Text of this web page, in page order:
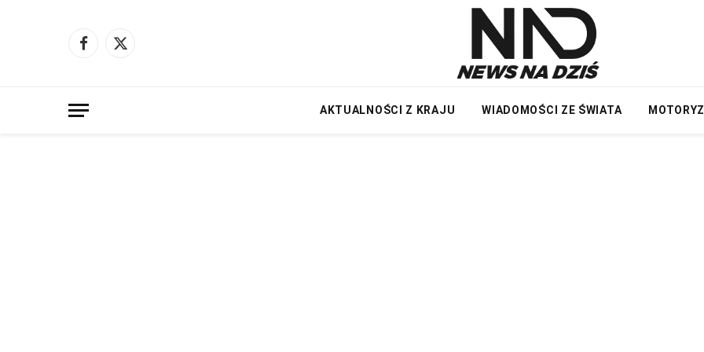
Facebook
X
AKTUALNOŚCI Z KRAJU WIADOMOŚCI ZE ŚWIATA